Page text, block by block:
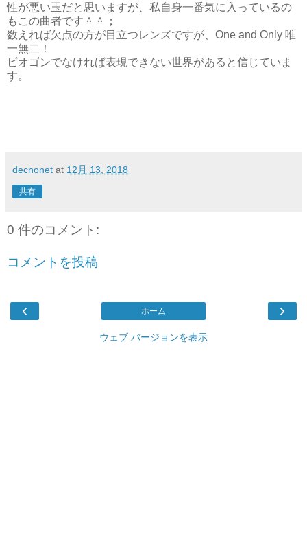
性が悪い玉だと思いますが、私自身一番気に入っているの
もこの曲者です＾＾；
数えれば欠点の方が目立つレンズですが、One and Only 唯
一無二！
ビオゴンでなければ表現できない世界があると信じていま
す。
decnonet at 12月 13, 2018
共有
0 件のコメント:
コメントを投稿
‹ ›
ホーム
ウェブ バージョンを表示